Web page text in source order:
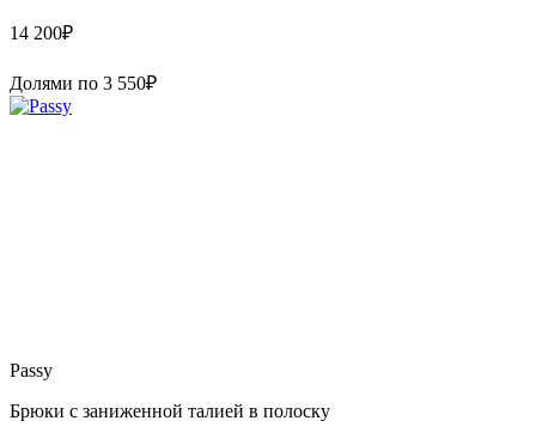
14 200₽
Долями по 3 550₽
Passy
Брюки с заниженной талией в полоску